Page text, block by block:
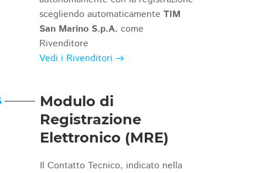
scegliendo automaticamente TIM
San Marino S.p.A. come
Rivenditore
Vedi i Rivenditori
Modulo di
Registrazione
Elettronico (MRE)
Il Contatto Tecnico, indicato nella